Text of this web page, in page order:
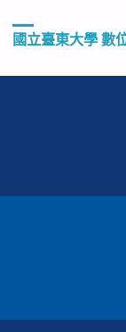
國立臺東大學 數